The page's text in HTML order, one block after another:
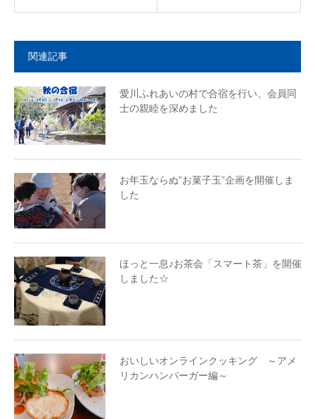
関連記事
愛川ふれあいの村で合宿を行い、会員同
士の親睦を深めました
お年玉ならぬ”お菓子玉”企画を開催しま
した
ほっと一息♪お茶会「スマート茶」を開催
しました☆
おいしいオンラインクッキング ～アメ
リカンハンバーガー編～